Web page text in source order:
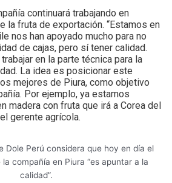
continuará trabajando en
la fruta de exportación. “Estamos en
nos han apoyado mucho para no
de cajas, pero sí tener calidad.
en la parte técnica para la
La idea es posicionar este
mejores de Piura, como objetivo
Por ejemplo, ya estamos
madera con fruta que irá a Corea del
gerente agrícola.
Dole Perú considera que hoy en día el
compañía en Piura “es apuntar a la
calidad”.